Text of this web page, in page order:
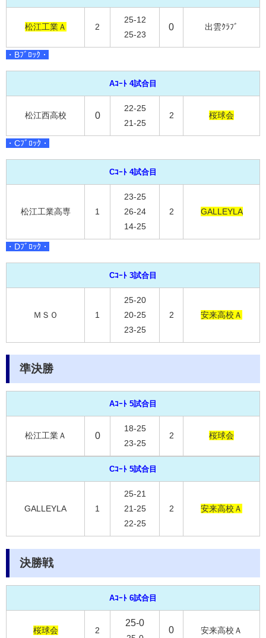
松江工業Ａ 2
25-12
25-23
0 出雲ｸﾗﾌﾞ
・Bﾌﾞﾛｯｸ・
Aｺｰﾄ 4試合目
松江西高校 0
22-25
21-25
2 桜球会
・Cﾌﾞﾛｯｸ・
Cｺｰﾄ 4試合目
松江工業高専 1
23-25
26-24
14-25
2 GALLEYLA
・Dﾌﾞﾛｯｸ・
Cｺｰﾄ 3試合目
ＭＳＯ 1
25-20
20-25
23-25
2 安来高校Ａ
準決勝
Aｺｰﾄ 5試合目
松江工業Ａ 0
18-25
23-25
2 桜球会
Cｺｰﾄ 5試合目
GALLEYLA 1
25-21
21-25
22-25
2 安来高校Ａ
決勝戦
Aｺｰﾄ 6試合目
桜球会 2
25-0
0 安来高校Ａ